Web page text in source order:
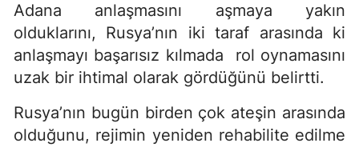
Adana anlaşmasını aşmaya yakın
olduklarını, Rusya’nın iki taraf arasında ki
anlaşmayı başarısız kılmada rol oynamasını
uzak bir ihtimal olarak gördüğünü belirtti.
Rusya’nın bugün birden çok ateşin arasında
olduğunu, rejimin yeniden rehabilite edilme